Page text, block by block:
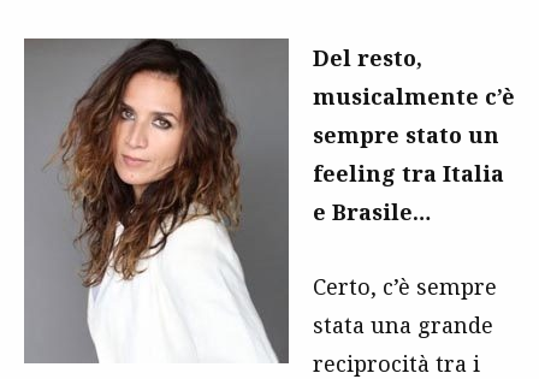
Del resto,
musicalmente c’è
sempre stato un
feeling tra Italia
e Brasile…
Certo, c’è sempre
stata una grande
reciprocità tra i